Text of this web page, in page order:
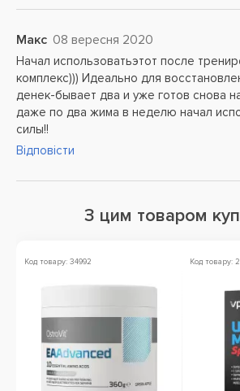
Макс 08 вересня 2020
Начал использоватьэтот после
комплекс))) Идеально для
денек-бывает два и уже готов снова
даже по два жима в неделю начал
силы!!
Відповісти
З цим товаром
Код товару: 34992 Код товару: